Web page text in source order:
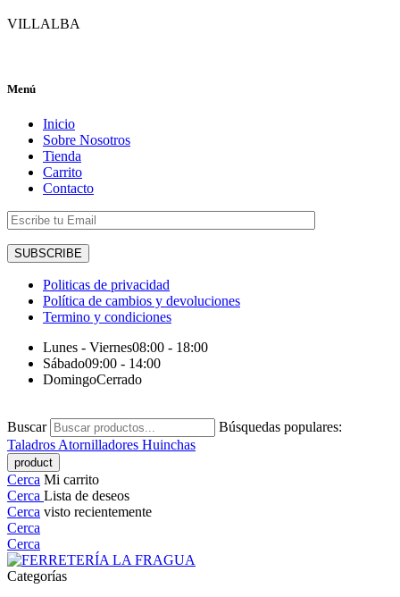
VILLALBA
Menú
Inicio
Sobre Nosotros
Tienda
Carrito
Contacto
Politicas de privacidad
Política de cambios y devoluciones
Termino y condiciones
Lunes - Viernes08:00 - 18:00
Sábado09:00 - 14:00
DomingoCerrado
Buscar
Búsquedas populares:
Taladros Atornilladores Huinchas
Cerca Mi carrito
Cerca Lista de deseos
Cerca visto recientemente
Cerca
Cerca
Categorías